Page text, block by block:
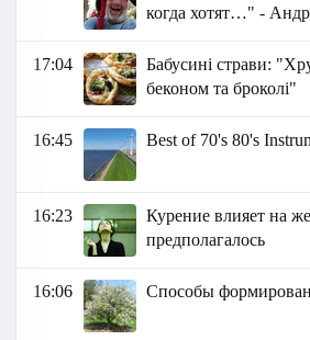
когда хотят…" -
17:04
Бабусині страви:
беконом та броколі"
16:45 Best of 70's 80's
16:23
Курение влияет на
предполагалось
16:06 Способы